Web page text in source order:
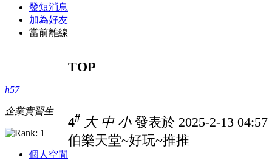
發短消息
加為好友
當前離線
TOP
h57
企業實習生
個人空間
4# 大 中 小發表於 2025-2-13
伯樂天堂~好玩~推推